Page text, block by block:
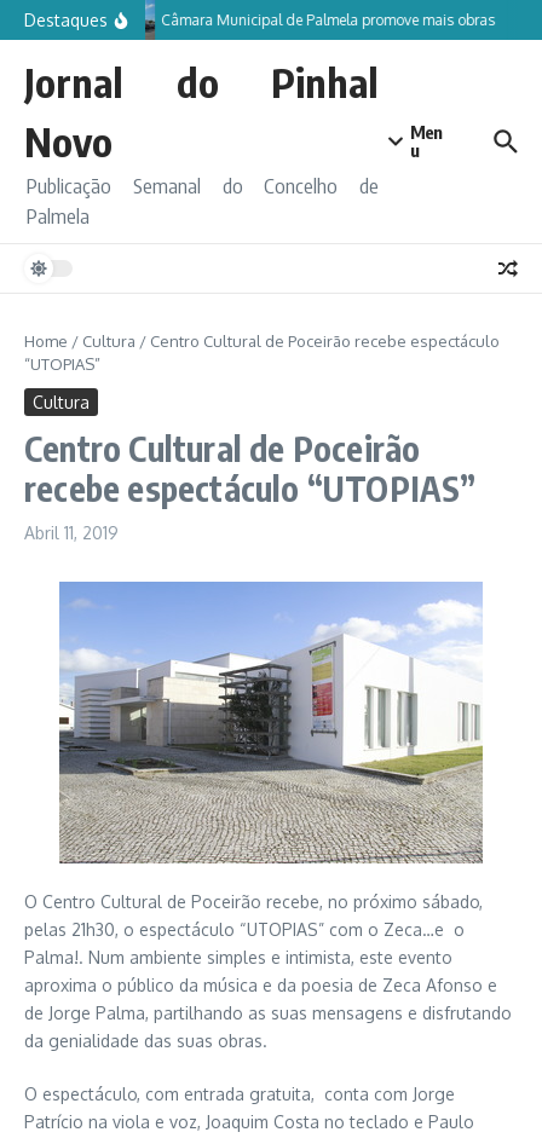
Ir para o conteúdo
Destaques Câmara Municipal de Palmela promove mais obras
Jornal do Pinhal
Novo
Publicação Semanal do Concelho de
Palmela
Men
u
Home / Cultura / Centro Cultural de Poceirão recebe espectáculo
“UTOPIAS”
Cultura
Centro Cultural de Poceirão
recebe espectáculo “UTOPIAS”
Abril 11, 2019
O Centro Cultural de Poceirão recebe, no próximo sábado,
pelas 21h30, o espectáculo “UTOPIAS” com o Zeca…e o
Palma!. Num ambiente simples e intimista, este evento
aproxima o público da música e da poesia de Zeca Afonso e
de Jorge Palma, partilhando as suas mensagens e disfrutando
da genialidade das suas obras.
O espectáculo, com entrada gratuita, conta com Jorge
Patrício na viola e voz, Joaquim Costa no teclado e Paulo